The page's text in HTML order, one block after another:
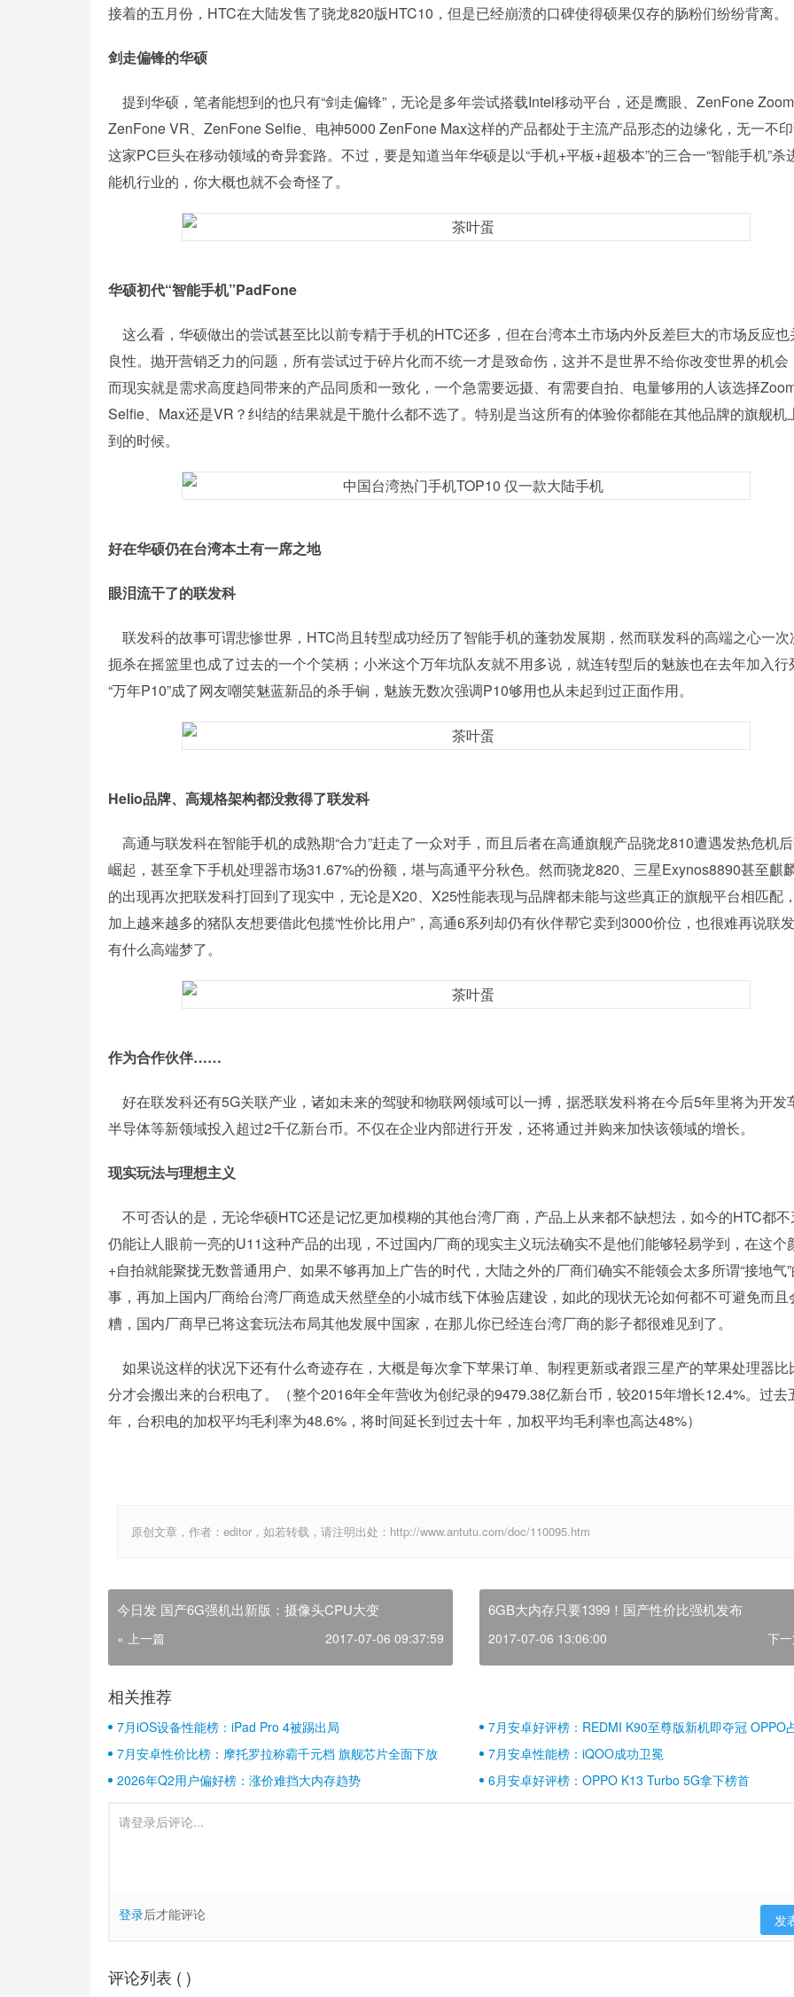
接着的五月份，HTC在大陆发售了骁龙820版HTC10，但是已经崩溃的口碑使得硕果仅存的肠粉们纷纷背离。
剑走偏锋的华硕
提到华硕，笔者能想到的也只有“剑走偏锋”，无论是多年尝试搭载Intel移动平台，还是鹰眼、ZenFone Zoom
ZenFone VR、ZenFone Selfie、电神5000 ZenFone Max这样的产品都处于主流产品形态的边缘化，无一不
这家PC巨头在移动领域的奇异套路。不过，要是知道当年华硕是以“手机+平板+超极本”的三合一“智能手机”杀
能机行业的，你大概也就不会奇怪了。
华硕初代“智能手机”PadFone
这么看，华硕做出的尝试甚至比以前专精于手机的HTC还多，但在台湾本土市场内外反差巨大的市场反应也
良性。抛开营销乏力的问题，所有尝试过于碎片化而不统一才是致命伤，这并不是世界不给你改变世界的机会
而现实就是需求高度趋同带来的产品同质和一致化，一个急需要远摄、有需要自拍、电量够用的人该选择Zoom
Selfie、Max还是VR？纠结的结果就是干脆什么都不选了。特别是当这所有的体验你都能在其他品牌的旗舰机
到的时候。
好在华硕仍在台湾本土有一席之地
眼泪流干了的联发科
联发科的故事可谓悲惨世界，HTC尚且转型成功经历了智能手机的蓬勃发展期，然而联发科的高端之心一次
扼杀在摇篮里也成了过去的一个个笑柄；小米这个万年坑队友就不用多说，就连转型后的魅族也在去年加入行
“万年P10”成了网友嘲笑魅蓝新品的杀手锏，魅族无数次强调P10够用也从未起到过正面作用。
Helio品牌、高规格架构都没救得了联发科
高通与联发科在智能手机的成熟期“合力”赶走了一众对手，而且后者在高通旗舰产品骁龙810遭遇发热危机
崛起，甚至拿下手机处理器市场31.67%的份额，堪与高通平分秋色。然而骁龙820、三星Exynos8890甚至麒
的出现再次把联发科打回到了现实中，无论是X20、X25性能表现与品牌都未能与这些真正的旗舰平台相匹配
加上越来越多的猪队友想要借此包揽“性价比用户”，高通6系列却仍有伙伴帮它卖到3000价位，也很难再说联
有什么高端梦了。
作为合作伙伴……
好在联发科还有5G关联产业，诸如未来的驾驶和物联网领域可以一搏，据悉联发科将在今后5年里将为开发
半导体等新领域投入超过2千亿新台币。不仅在企业内部进行开发，还将通过并购来加快该领域的增长。
现实玩法与理想主义
不可否认的是，无论华硕HTC还是记忆更加模糊的其他台湾厂商，产品上从来都不缺想法，如今的HTC都
仍能让人眼前一亮的U11这种产品的出现，不过国内厂商的现实主义玩法确实不是他们能够轻易学到，在这个
+自拍就能聚拢无数普通用户、如果不够再加上广告的时代，大陆之外的厂商们确实不能领会太多所谓“接地气
事，再加上国内厂商给台湾厂商造成天然壁垒的小城市线下体验店建设，如此的现状无论如何都不可避免而且
糟，国内厂商早已将这套玩法布局其他发展中国家，在那儿你已经连台湾厂商的影子都很难见到了。
如果说这样的状况下还有什么奇迹存在，大概是每次拿下苹果订单、制程更新或者跟三星产的苹果处理器比
分才会搬出来的台积电了。（整个2016年全年营收为创纪录的9479.38亿新台币，较2015年增长12.4%。过去
年，台积电的加权平均毛利率为48.6%，将时间延长到过去十年，加权平均毛利率也高达48%）
原创文章，作者：editor，如若转载，请注明出处：http://www.antutu.com/doc/110095.htm
今日发 国产6G强机出新版：摄像头CPU大变
« 上一篇 2017-07-06 09:37:59
6GB大内存只要1399！国产性价比强机发布
2017-07-06 13:06:00 下
相关推荐
7月iOS设备性能榜：iPad Pro 4被踢出局
7月安卓好评榜：REDMI K90至尊版新机即夺冠 OPPO
壁江山
7月安卓性价比榜：摩托罗拉称霸千元档 旗舰芯片全面下放
7月安卓性能榜：iQOO成功卫冕
2026年Q2用户偏好榜：涨价难挡大内存趋势
6月安卓好评榜：OPPO K13 Turbo 5G拿下榜首
登录后才能评论 发
评论列表 ( )